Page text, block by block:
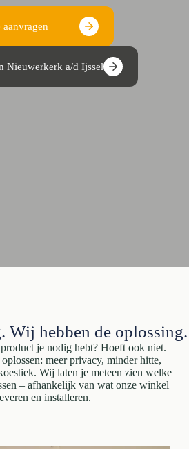
Nieuwerkerk a/d Ijssel
Wij hebben de oplossing.
je nodig hebt? Hoeft ook niet.
meer privacy, minder hitte,
Wij laten je meteen zien welke
– afhankelijk van wat onze winkel
en installeren.